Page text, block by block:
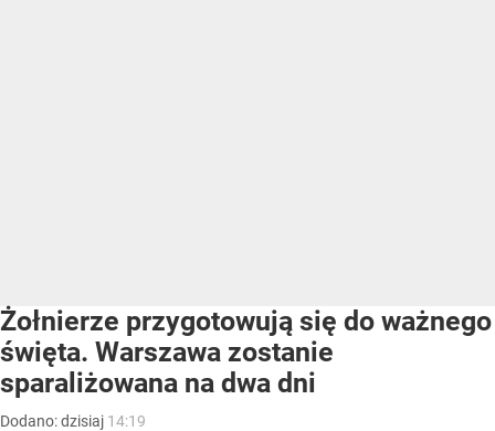
Żołnierze przygotowują się do ważnego
święta. Warszawa zostanie
sparaliżowana na dwa dni
Dodano:dzisiaj 14:19